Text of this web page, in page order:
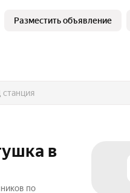
Разместить объявление
в
по